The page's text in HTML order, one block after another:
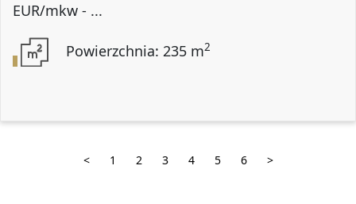
EUR/mkw - ...
Powierzchnia: 235 m2
< 1 2 3 4 5 6 >